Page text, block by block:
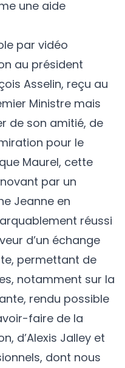
une aide
par vidéo
au président
Asselin, reçu au
Ministre mais
de son amitié, de
pour le
Maurel, cette
par un
Jeanne en
réussi
d’un échange
permettant de
notamment sur la
rendu possible
faire de la
d’Alexis Jalley et
dont nous